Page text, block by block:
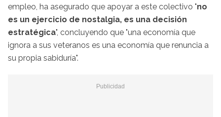
empleo, ha asegurado que apoyar a este colectivo "no
es un ejercicio de nostalgia, es una decisión
estratégica", concluyendo que "una economía que
ignora a sus veteranos es una economía que renuncia a
su propia sabiduría".